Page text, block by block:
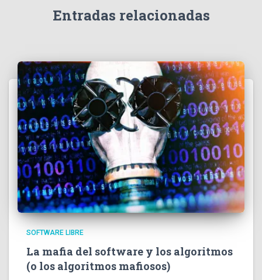
Entradas relacionadas
SOFTWARE LIBRE
La mafia del software y los algoritmos
(o los algoritmos mafiosos)